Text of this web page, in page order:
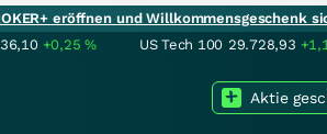
eröffnen und Willkommensgeschenk
+0,25% US Tech 100 29.728,93
Aktie